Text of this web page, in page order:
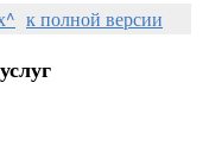
к полной версии